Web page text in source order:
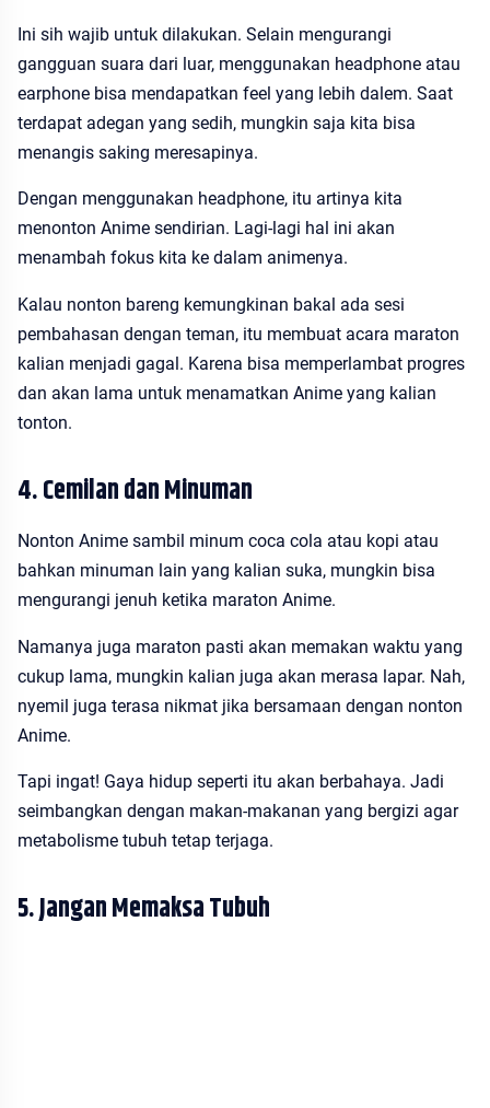
Ini sih wajib untuk dilakukan. Selain mengurangi
gangguan suara dari luar, menggunakan headphone atau
earphone bisa mendapatkan feel yang lebih dalem. Saat
terdapat adegan yang sedih, mungkin saja kita bisa
menangis saking meresapinya.
Dengan menggunakan headphone, itu artinya kita
menonton Anime sendirian. Lagi-lagi hal ini akan
menambah fokus kita ke dalam animenya.
Kalau nonton bareng kemungkinan bakal ada sesi
pembahasan dengan teman, itu membuat acara maraton
kalian menjadi gagal. Karena bisa memperlambat progres
dan akan lama untuk menamatkan Anime yang kalian
tonton.
4. Cemilan dan Minuman
Nonton Anime sambil minum coca cola atau kopi atau
bahkan minuman lain yang kalian suka, mungkin bisa
mengurangi jenuh ketika maraton Anime.
Namanya juga maraton pasti akan memakan waktu yang
cukup lama, mungkin kalian juga akan merasa lapar. Nah,
nyemil juga terasa nikmat jika bersamaan dengan nonton
Anime.
Tapi ingat! Gaya hidup seperti itu akan berbahaya. Jadi
seimbangkan dengan makan-makanan yang bergizi agar
metabolisme tubuh tetap terjaga.
5. Jangan Memaksa Tubuh